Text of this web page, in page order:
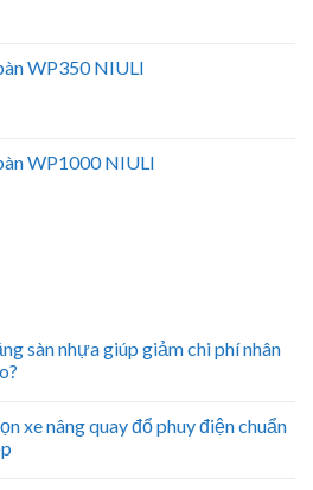
WP350 NIULI
WP1000 NIULI
sàn nhựa giúp giảm chi phí nhân
xe nâng quay đổ phuy điện chuẩn